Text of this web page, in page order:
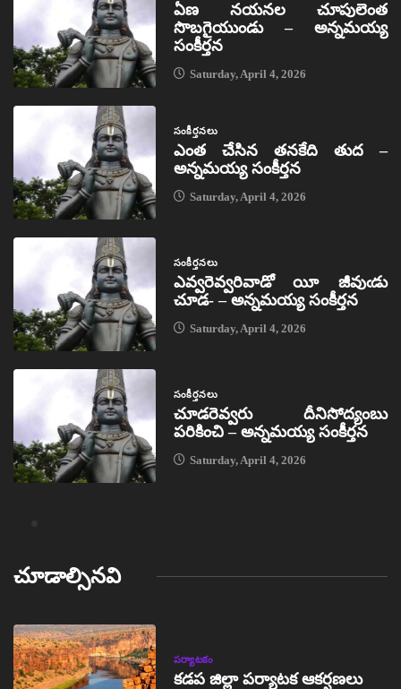
ఏణ నయనల చూపులెంత
సొబగైయుండు – అన్నమయ్య
సంకీర్తన
Saturday, April 4, 2026
సంకీర్తనలు
ఎంత చేసిన తనకేది తుద –
అన్నమయ్య సంకీర్తన
Saturday, April 4, 2026
సంకీర్తనలు
ఎవ్వరెవ్వరివాడో యీ జీవుఁడు
చూడ- – అన్నమయ్య సంకీర్తన
Saturday, April 4, 2026
సంకీర్తనలు
చూడరెవ్వరు దీనిసోద్యంబు
పరికించి – అన్నమయ్య సంకీర్తన
Saturday, April 4, 2026
చూడాల్సినవి
పర్యాటకం
కడప జిల్లా పర్యాటక ఆకర్షణలు